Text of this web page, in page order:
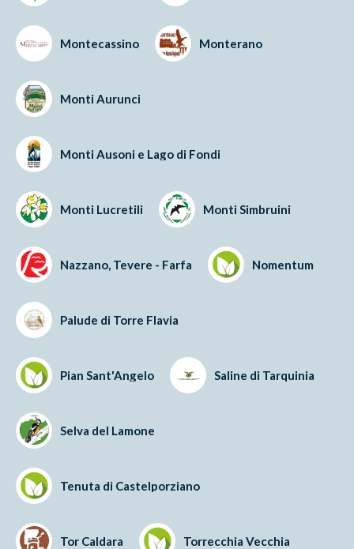
Montecassino Monterano
Monti Aurunci
Monti Ausoni e Lago di Fondi
Monti Lucretili Monti Simbruini
Nazzano, Tevere - Farfa Nomentum
Palude di Torre Flavia
Pian Sant'Angelo Saline di Tarquinia
Selva del Lamone
Tenuta di Castelporziano
Tor Caldara Torrecchia Vecchia